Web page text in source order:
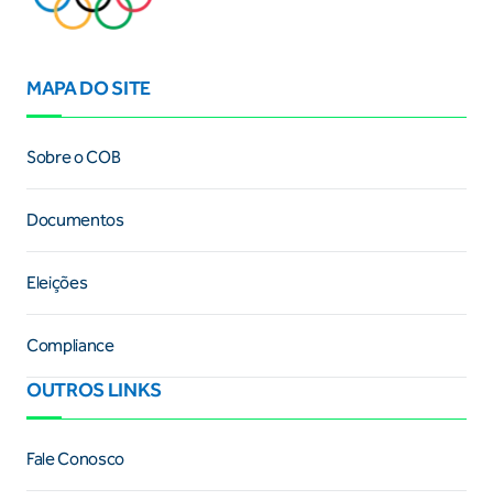
MAPA DO SITE
Sobre o COB
Documentos
Eleições
Compliance
OUTROS LINKS
Fale Conosco